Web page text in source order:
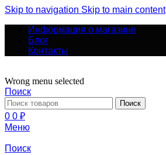
Skip to navigation Skip to main content
Информация о магазине
Блог
Контакты
Wrong menu selected
Поиск
Поиск
0 0 ₽
Меню
Поиск